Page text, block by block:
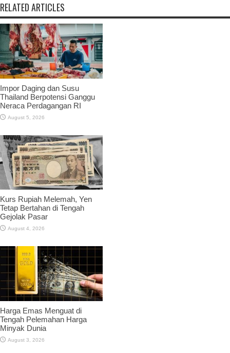
RELATED ARTICLES
Impor Daging dan Susu
Thailand Berpotensi Ganggu
Neraca Perdagangan RI
August 5, 2026
Kurs Rupiah Melemah, Yen
Tetap Bertahan di Tengah
Gejolak Pasar
August 4, 2026
Harga Emas Menguat di
Tengah Pelemahan Harga
Minyak Dunia
August 3, 2026